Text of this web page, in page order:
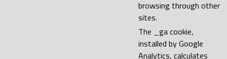
browsing through other
sites.
The _ga cookie,
installed by Google
Analytics, calculates